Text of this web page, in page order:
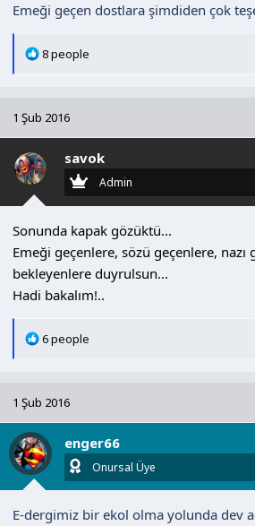
Emeği geçen dostlara şimdiden çok
T
l
e
r
8 people
1 Şub 2016
savok
Admin
Sonunda kapak gözüktü...
Emeği geçenlere, sözü geçenlere, nazı
bekleyenlere duyrulsun...
Hadi bakalım!..
T
l
e
r
6 people
1 Şub 2016
enger66
Onursal Üye
E-dergimiz bir ekol olma yolunda dev